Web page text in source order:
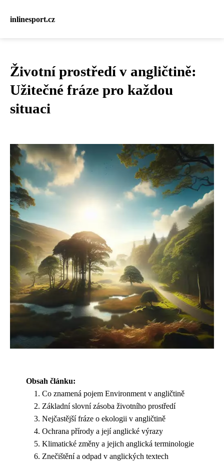
inlinesport.cz
Životní prostředí v angličtině:
Užitečné fráze pro každou
situaci
Obsah článku:
Co znamená pojem Environment v angličtině
Základní slovní zásoba životního prostředí
Nejčastější fráze o ekologii v angličtině
Ochrana přírody a její anglické výrazy
Klimatické změny a jejich anglická terminologie
Znečištění a odpad v anglických textech